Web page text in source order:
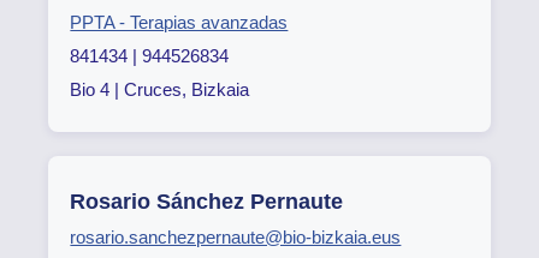
PPTA - Terapias avanzadas
841434 | 944526834
Bio 4 | Cruces, Bizkaia
Rosario Sánchez Pernaute
rosario.sanchezpernaute@bio-bizkaia.eus